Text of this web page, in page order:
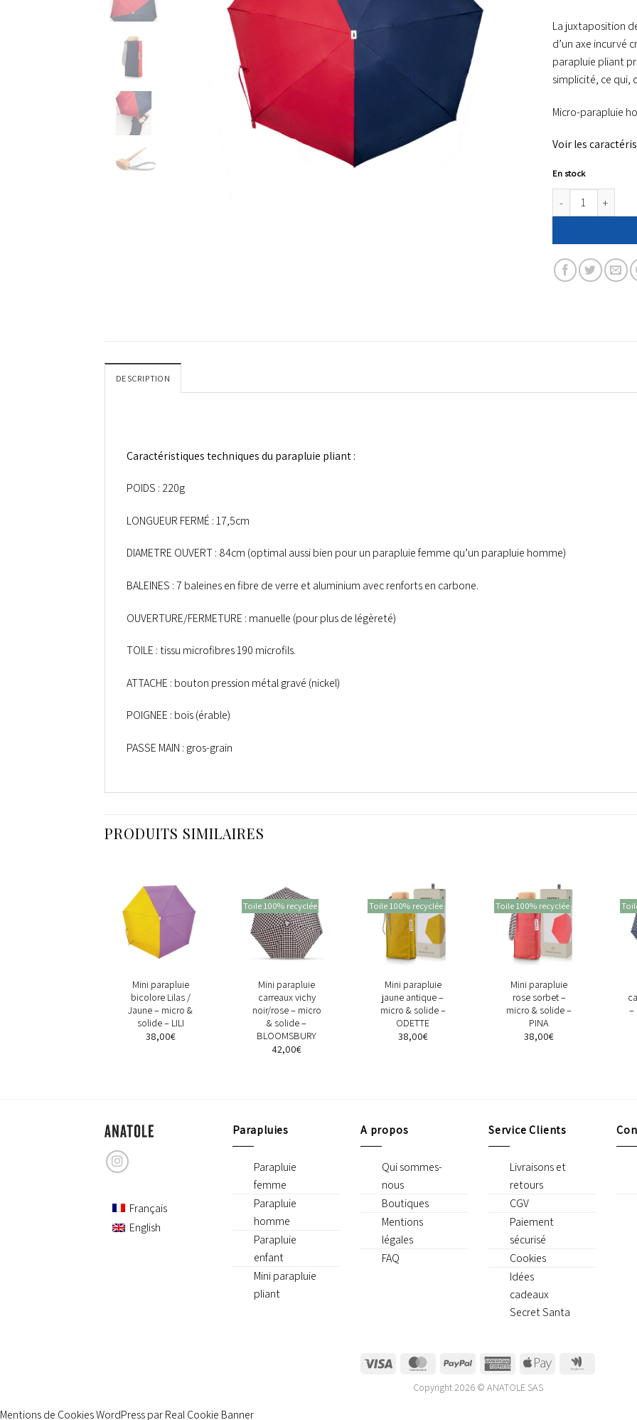
La juxtaposition
d’un axe incurvé
parapluie pliant
simplicité, ce qui,
Micro-parapluie
Voir les
En stock
DESCRIPTION
Caractéristiques techniques du parapluie pliant:
POIDS : 220g
LONGUEUR FERMÉ : 17,5cm
DIAMETRE OUVERT : 84cm (optimal aussi bien pour un parapluie femme qu’un parapluie homme)
BALEINES : 7 baleines en fibre de verre et aluminium avec renforts en carbone.
OUVERTURE/FERMETURE : manuelle (pour plus de légèreté)
TOILE : tissu microfibres 190 microfils.
ATTACHE : bouton pression métal gravé (nickel)
POIGNEE : bois (érable)
PASSE MAIN : gros-grain
PRODUITS SIMILAIRES
Mini parapluie
bicolore Lilas /
Jaune – micro &
solide – LILI
38,00€
Toile 100% recyclée
Mini parapluie
carreaux vichy
noir/rose – micro
& solide –
BLOOMSBURY
42,00€
Toile 100% recyclée
+
Mini parapluie
jaune antique –
micro & solide –
ODETTE
38,00€
Toile 100% recyclée
+
Mini parapluie
rose sorbet –
micro & solide –
PINA
38,00€
–
Français
English
Parapluies
Parapluie
femme
Parapluie
homme
Parapluie
enfant
Mini parapluie
pliant
A propos
Qui sommes-
nous
Boutiques
Mentions
légales
FAQ
Service Clients
Livraisons et
retours
CGV
Paiement
sécurisé
Cookies
Idées
cadeaux
Secret Santa
MasterCardPayPal
AmericanApple
Copyright 2026 © ANATOLE SAS
Mentions de Cookies WordPress par Real Cookie Banner